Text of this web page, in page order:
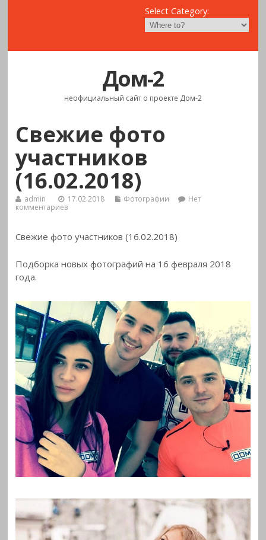
Select Category:
Дом-2
неофициальный сайт о проекте Дом-2
Свежие фото
участников
(16.02.2018)
admin 17.02.2018 Фотографии
Нет
комментариев
Свежие фото участников (16.02.2018)
Подборка новых фотографий на 16 февраля 2018
года.